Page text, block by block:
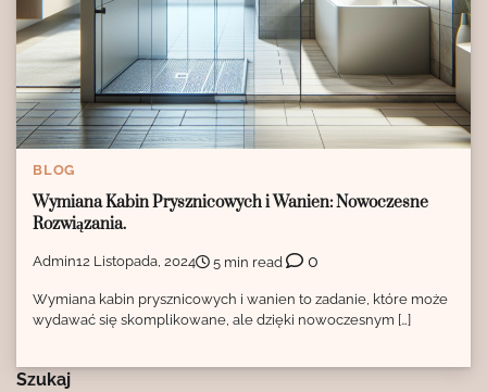
BLOG
Wymiana Kabin Prysznicowych i Wanien: Nowoczesne
Rozwiązania.
Admin12 Listopada, 2024 5 min read 0
Wymiana kabin prysznicowych i wanien to zadanie, które może
wydawać się skomplikowane, ale dzięki nowoczesnym […]
Szukaj